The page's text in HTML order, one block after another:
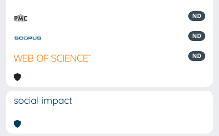
ND
ND
ND
social impact